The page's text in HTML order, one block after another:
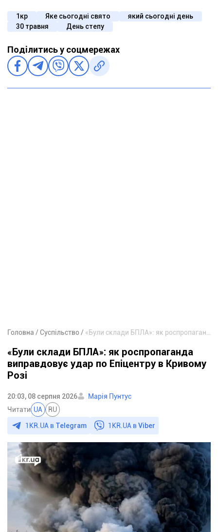
1кр Яке сьогодні свято
який сьогодні день
30 травня
День степу
Поділитись у соцмережах
Головна Суспільство
«Були склади БПЛА»: як роспропаганда
виправдовує удар по Епіцентру в Кривому
Розі
20:03, 08 серпня 2026
Марія Пунтус
Читати UA RU
1KR.UA в Telegram 1KR.UA вViber